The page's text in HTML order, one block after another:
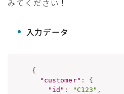
みてください！
入力データ
{
"customer" :
{
"id" : "C123" ,